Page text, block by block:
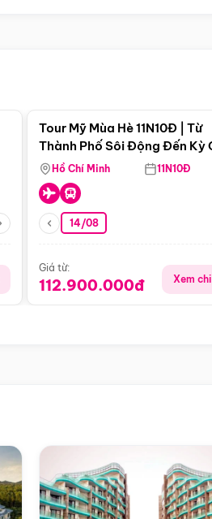
Tour Mỹ Mùa Hè 11N10Đ | Từ
Thành Phố Sôi Động Đến Kỳ
Thiên Nhiên Mỹ
Hồ Chí Minh 11N10Đ
14/08
Giá từ:
112.900.000đ Xem